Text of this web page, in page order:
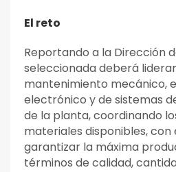
El reto
Reportando a la Dirección
seleccionada deberá
mantenimiento mecánico,
electrónico y de sistemas
de la planta, coordinando
materiales disponibles, con
garantizar la máxima
términos de calidad,